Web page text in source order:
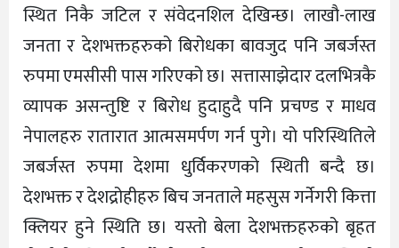
स्थित निकै जटिल र संवेदनशिल देखिन्छ। लाखौ-लाख
जनता र देशभक्तहरुको बिरोधका बावजुद पनि जबर्जस्त
रुपमा एमसीसी पास गरिएको छ। सत्तासाझेदार दलभित्रकै
व्यापक असन्तुष्टि र बिरोध हुदाहुदै पनि प्रचण्ड र माधव
नेपालहरु रातारात आत्मसमर्पण गर्न पुगे। यो परिस्थितिले
जबर्जस्त रुपमा देशमा धुर्विकरणको स्थिती बन्दै छ।
देशभक्त र देशद्रोहीहरु बिच जनताले महसुस गर्नेगरी कित्ता
क्लियर हुने स्थिति छ। यस्तो बेला देशभक्तहरुको बृहत